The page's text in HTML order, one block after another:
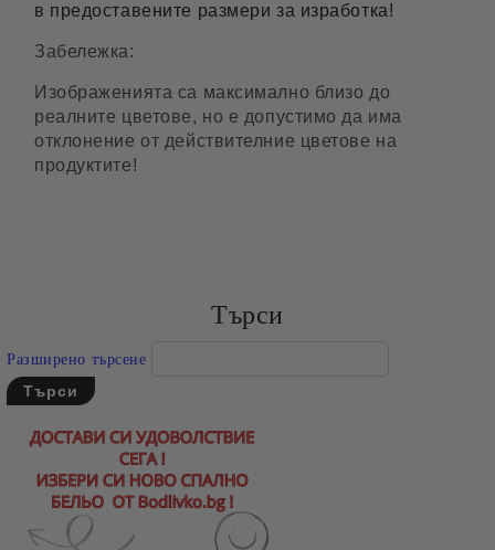
в предоставените размери за изработка!
Забележка:
Изображенията са максимално близо до
реалните цветове, но е допустимо да има
отклонение от действителние цветове на
продуктите!
Търси
Разширено търсене